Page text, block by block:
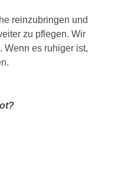
reinzubringen und
zu pflegen. Wir
Wenn es ruhiger ist,